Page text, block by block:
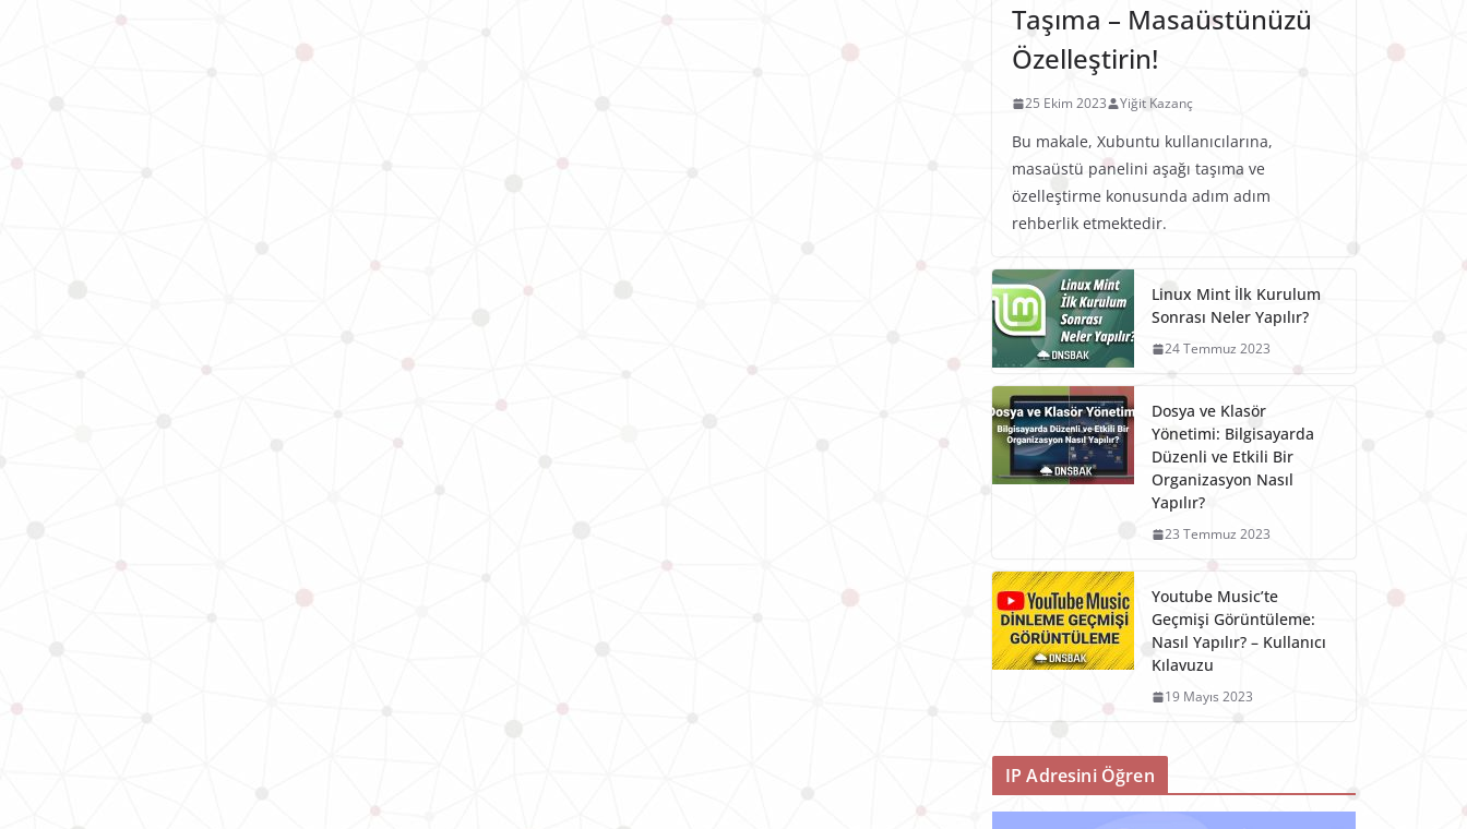
Taşıma – Masaüstünüzü
Özelleştirin!
25 Ekim 2023 Yiğit Kazanç
Bu makale, Xubuntu kullanıcılarına,
masaüstü panelini aşağı taşıma ve
özelleştirme konusunda adım adım
rehberlik etmektedir.
Linux Mint İlk Kurulum
Sonrası Neler Yapılır?
24 Temmuz 2023
Dosya ve Klasör
Yönetimi: Bilgisayarda
Düzenli ve Etkili Bir
Organizasyon Nasıl
Yapılır?
23 Temmuz 2023
Youtube Music’te
Geçmişi Görüntüleme:
Nasıl Yapılır? – Kullanıcı
Kılavuzu
19 Mayıs 2023
IP Adresini Öğren